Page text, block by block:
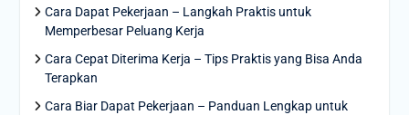
Cara Dapat Pekerjaan – Langkah Praktis untuk
Memperbesar Peluang Kerja
Cara Cepat Diterima Kerja – Tips Praktis yang Bisa Anda
Terapkan
Cara Biar Dapat Pekerjaan – Panduan Lengkap untuk